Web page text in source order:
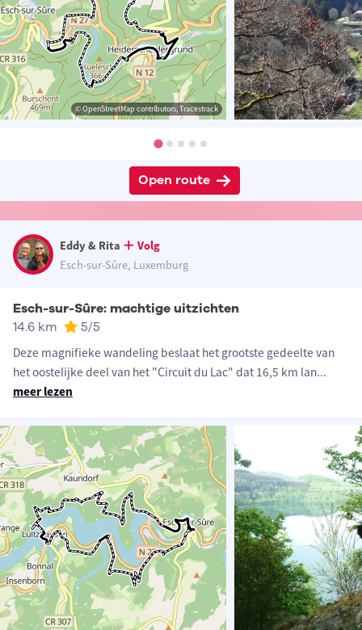
© OpenStreetMap contributors, Tracestrack
Open route
Eddy & Rita
Volg
Esch-sur-Sûre, Luxemburg
Esch-sur-Sûre: machtige uitzichten
14.6 km 5/5
Deze magnifieke wandeling beslaat het grootste gedeelte van
het oostelijke deel van het "Circuit du Lac" dat 16,5 km lan...
meer lezen